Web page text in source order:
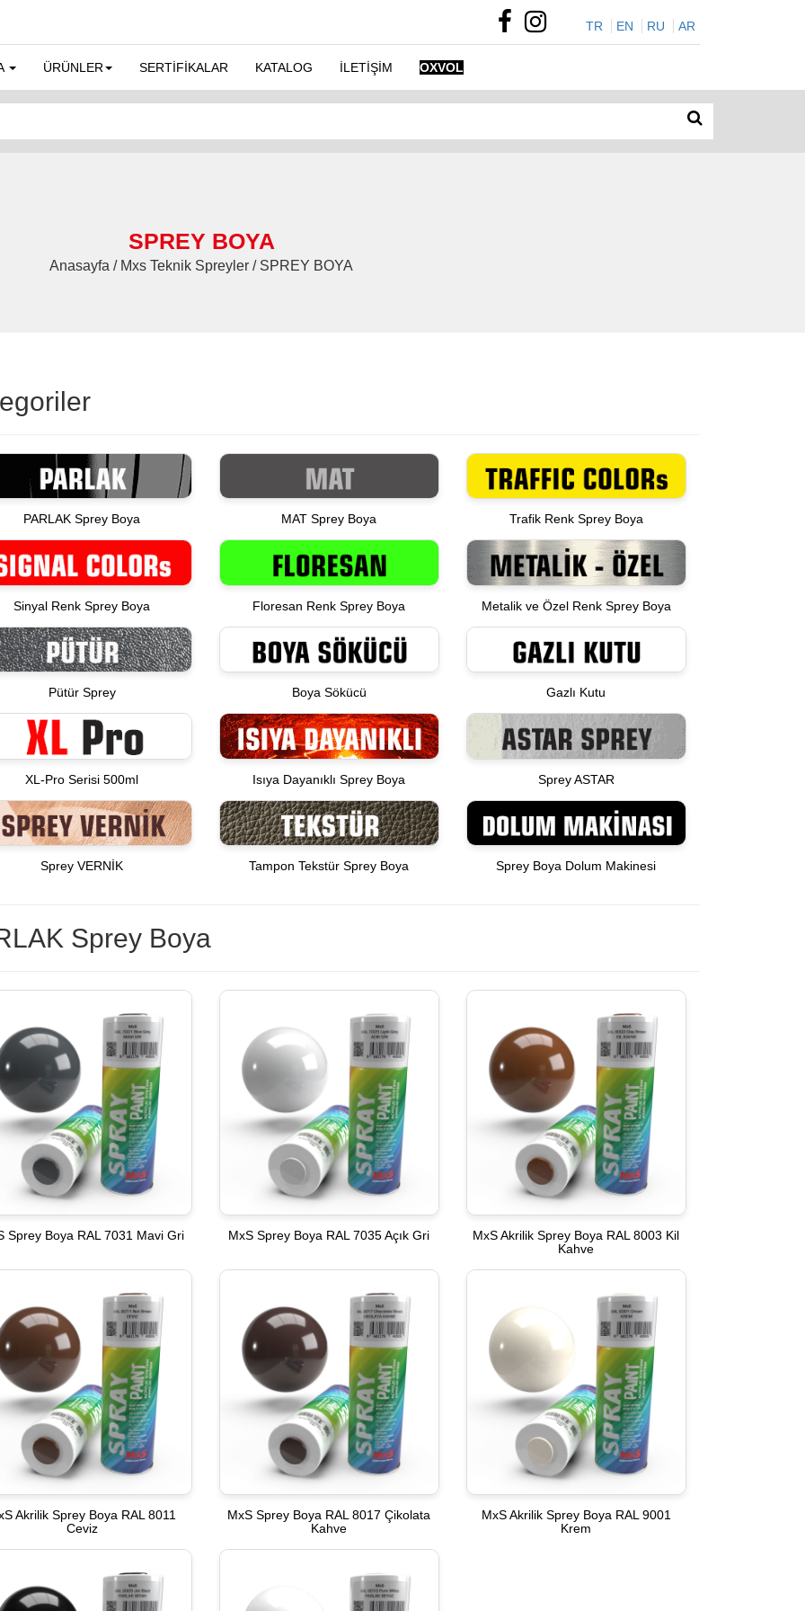
TR EN RU AR
ÜRÜNLER SERTİFİKALAR KATALOG İLETİŞİM OXVOL
SPREY BOYA
Anasayfa / Mxs Teknik Spreyler / SPREY BOYA
PARLAK Sprey Boya MAT Sprey Boya Trafik Renk Sprey Boya
Sinyal Renk Sprey Boya Floresan Renk Sprey Boya Metalik ve Özel Renk Sprey Boya
Pütür Sprey Boya Sökücü Gazlı Kutu
XL-Pro Serisi 500ml Isıya Dayanıklı Sprey Boya Sprey ASTAR
Sprey VERNİK Tampon Tekstür Sprey Boya Sprey Boya Dolum Makinesi
Sprey Boya
Sprey Boya RAL 7031 Mavi Gri MxS Sprey Boya RAL 7035 Açık Gri
MxS Akrilik Sprey Boya RAL 8003 Kil
Kahve
Akrilik Sprey Boya RAL 8011
Ceviz
MxS Sprey Boya RAL 8017 Çikolata
Kahve
MxS Akrilik Sprey Boya RAL 9001
Krem